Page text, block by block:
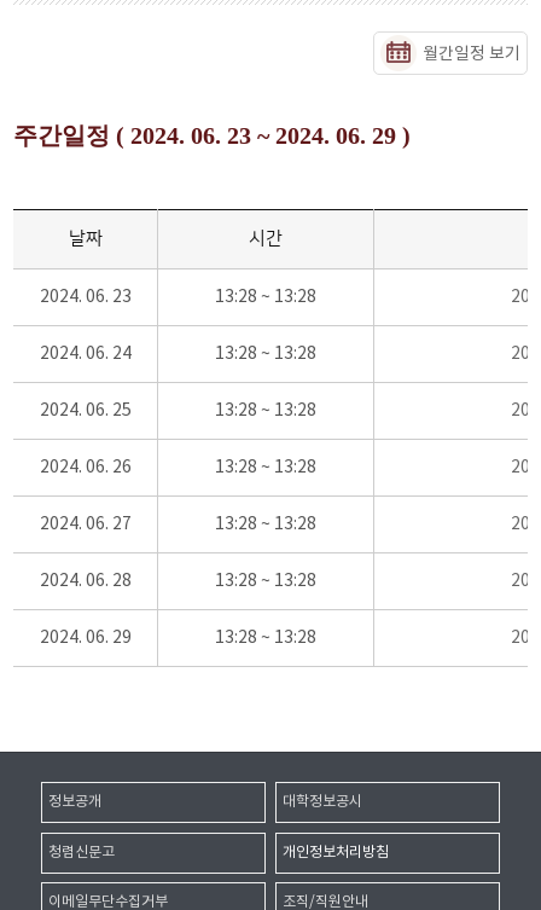
월간일정 보기
주간일정 ( 2024. 06. 23 ~ 2024. 06. 29 )
날짜 시간
2024. 06. 23 13:28 ~ 13:28
2024. 06. 24 13:28 ~ 13:28
2024. 06. 25 13:28 ~ 13:28
2024. 06. 26 13:28 ~ 13:28
2024. 06. 27 13:28 ~ 13:28
2024. 06. 28 13:28 ~ 13:28
2024. 06. 29 13:28 ~ 13:28
정보공개 대학정보공시
청렴신문고 개인정보처리방침
이메일무단수집거부 조직/직원안내